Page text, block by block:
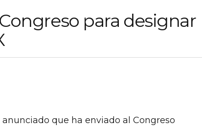
para designar
que ha enviado al Congreso